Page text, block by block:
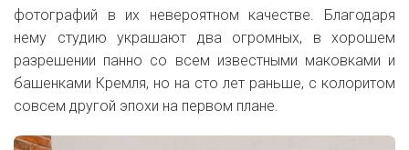
фотографий в их невероятном качестве. Благодаря
нему студию украшают два огромных, в хорошем
разрешении панно со всем известными маковками и
башенками Кремля, но на сто лет раньше, с колоритом
совсем другой эпохи на первом плане.